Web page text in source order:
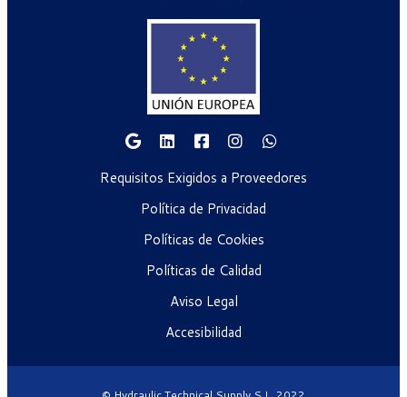
Requisitos Exigidos a Proveedores
Política de Privacidad
Políticas de Cookies
Políticas de Calidad
Aviso Legal
Accesibilidad